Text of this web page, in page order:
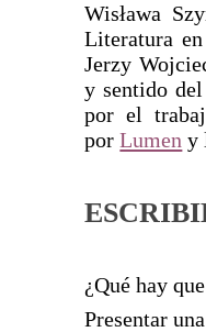
Wisława
Literatura
Jerzy
y sentido
por el
porLumen y
¿Qué hay
Presentar